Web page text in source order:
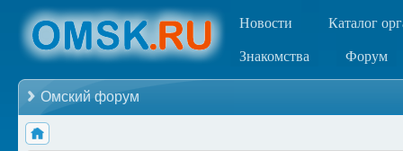
Новости Каталог
Знакомства Форум
Омский форум